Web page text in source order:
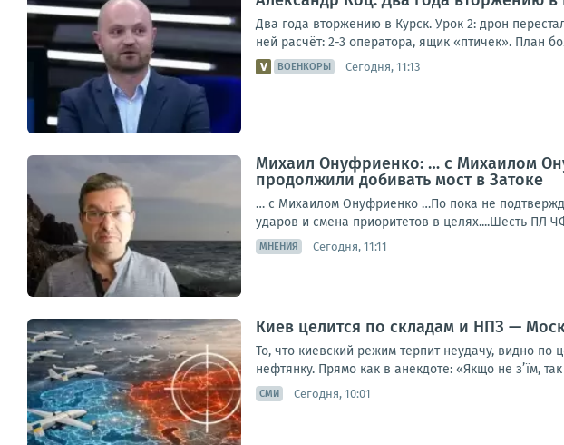
Два года вторжению в Курск. Урок 2: дрон
ней расчёт: 2-3 оператора, ящик «птичек». План
ВОЕНКОРЫ Сегодня, 11:13
Михаил Онуфриенко: … с Михаилом
продолжили добивать мост в Затоке
… с Михаилом Онуфриенко …По пока не
ударов и смена приоритетов в целях....Шесть ПЛ
МНЕНИЯ Сегодня, 11:11
Киев целится по складам и НПЗ —
То, что киевский режим терпит неудачу, видно
нефтянку. Прямо как в анекдоте: «Якщо не з’їм,
СМИ Сегодня, 10:01